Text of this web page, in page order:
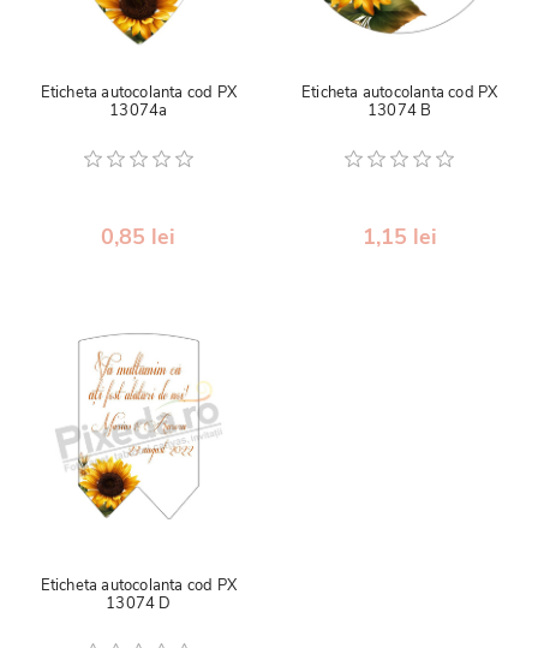
Eticheta autocolanta cod PX
13074a
0,85 lei
Eticheta autocolanta cod PX
13074 B
1,15 lei
Eticheta autocolanta cod PX
13074 D